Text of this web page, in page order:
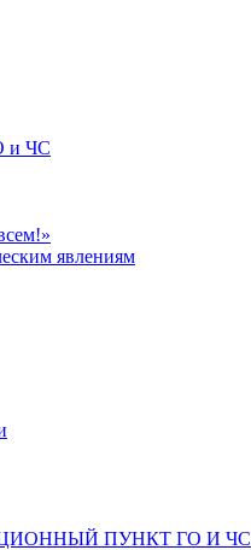
и ЧС
явлениям
ПУНКТ ГО И ЧС